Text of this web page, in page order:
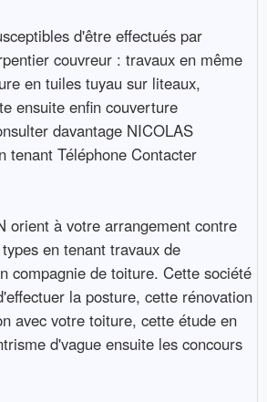
d'être effectués par
couvreur : travaux en même
en tuiles tuyau sur liteaux,
ensuite enfin couverture
davantage NICOLAS
tenant Téléphone Contacter
orient à votre arrangement contre
en tenant travaux de
compagnie de toiture. Cette société
la posture, cette rénovation
avec votre toiture, cette étude en
d'vague ensuite les concours